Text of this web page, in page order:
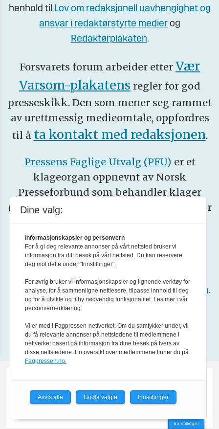
henhold til Lov om redaksjonell uavhengighet og
ansvar i redaktørstyrte medier og
Redaktørplakaten.
Forsvarets forum arbeider etter Vær
Varsom-plakatens regler for god
presseskikk. Den som mener seg rammet
av urettmessig medieomtale, oppfordres
til å ta kontakt med redaksjonen.
Pressens Faglige Utvalg (PFU) er et
klageorgan oppnevnt av Norsk
Presseforbund som behandler klager
mot mediene i presseetiske spørsmål. For
www.presse.no
Forsvarets forum er medlem av
Les mer iFormålsparagraf for Forsvarets forum.
Design by Nordström Design
Innstillinger
Dine valg:
Informasjonskapsler og personvern
For å gi deg relevante annonser på vårt nettsted bruker vi
informasjon fra ditt besøk på vårt nettsted. Du kan reservere
deg mot dette under "Innstillinger".
For øvrig bruker vi informasjonskapsler og lignende verktøy for
analyse, for å sammenligne nettlesere, tilpasse innhold til deg
og for å utvikle og tilby nødvendig funksjonalitet. Les mer i vår
personvernerklæring.
Vi er med i Fagpressen-nettverket. Om du samtykker under, vil
du få relevante annonser på nettstedene til medlemmene i
nettverket basert på informasjon fra dine besøk på tvers av
disse nettstedene. En oversikt over medlemmene finner du på
Fagpressen.no.
Avvis alle Godta valgte Innstillinger